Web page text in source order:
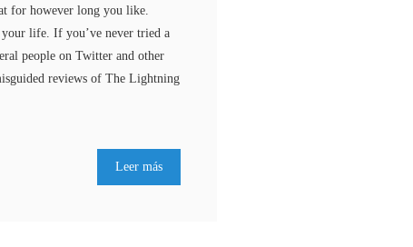
for however long you like.
life. If you’ve never tried a
people on Twitter and other
reviews of The Lightning
Leer más